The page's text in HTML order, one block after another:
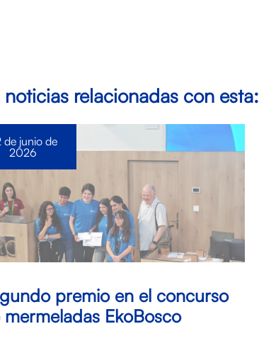
noticias relacionadas con esta:
premio en el concurso
mermeladas EkoBosco
de junio de
2026